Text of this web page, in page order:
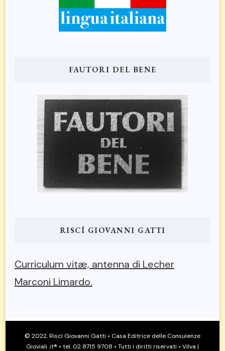
FAUTORI DEL BENE
RISCÍ GIOVANNI GATTI
Curriculum vitæ, antenna di Lecher
Marconi Limardo.
© 2022, Riscí Giovanni Gatti • Casa Editrice delle Consulenze
Gioviali .it® • tel. 02 8715 9708 • Tutti i diritti riservati • Vilva |